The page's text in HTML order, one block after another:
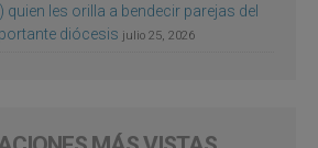
les orilla a bendecir parejas del
diócesis julio 25, 2026